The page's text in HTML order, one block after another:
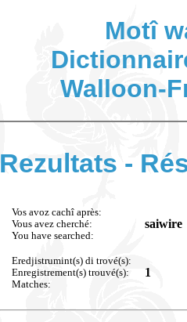
Motî
Walloon-
Rezultats -
Vos avoz cachî après:
Vous avez cherché:
You have searched:
saiwire
Eredjistrumint(s) di trové(s):
Enregistrement(s) trouvé(s):
Matches:
1